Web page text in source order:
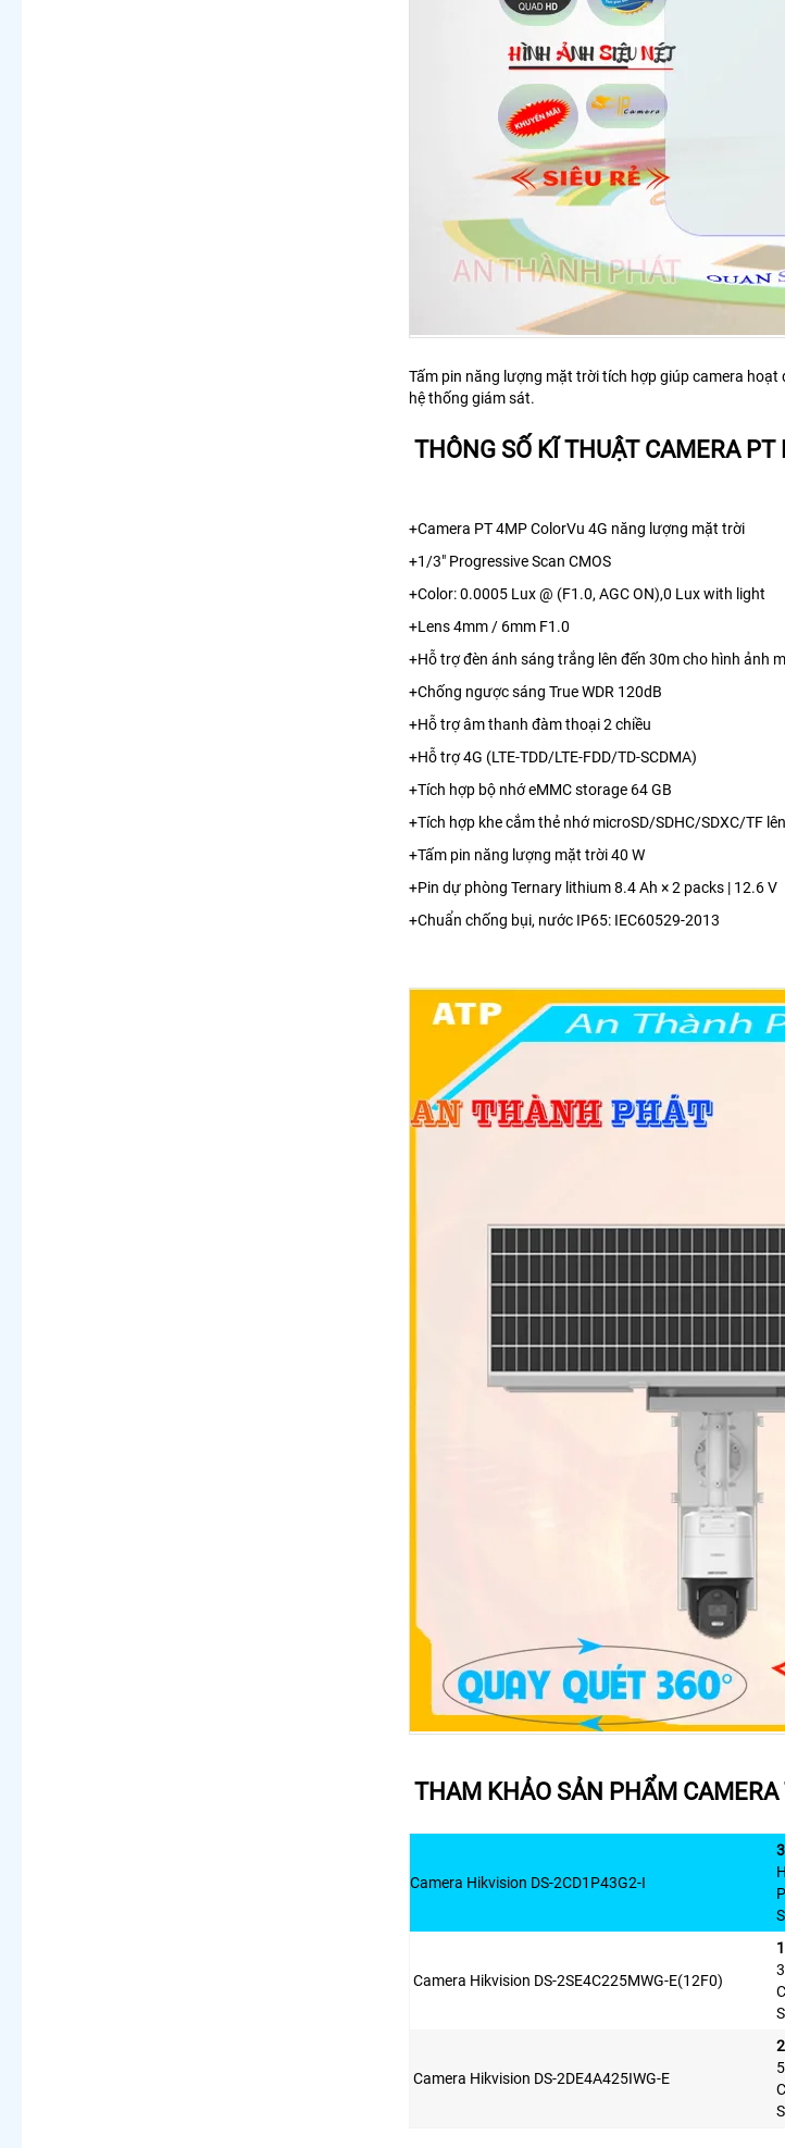
Tấm pin năng lượng mặt trời tích hợp giúp camera
hệ thống giám sát.
THÔNG SỐ KĨ THUẬT CAMERA
+Camera PT 4MP ColorVu 4G năng lượng mặt trời
+1/3" Progressive Scan CMOS
+Color: 0.0005 Lux @ (F1.0, AGC ON),0 Lux with light
+Lens 4mm / 6mm F1.0
+Hỗ trợ đèn ánh sáng trắng lên đến 30m cho hình ảnh
+Chống ngược sáng True WDR 120dB
+Hỗ trợ âm thanh đàm thoại 2 chiều
+Hỗ trợ 4G (LTE-TDD/LTE-FDD/TD-SCDMA)
+Tích hợp bộ nhớ eMMC storage 64 GB
+Tích hợp khe cắm thẻ nhớ microSD/SDHC/SDXC/TF
+Tấm pin năng lượng mặt trời 40 W
+Pin dự phòng Ternary lithium 8.4 Ah × 2 packs | 12.6 V
+Chuẩn chống bụi, nước IP65: IEC60529-2013
THAM KHẢO SẢN PHẨM CAMERA
Camera Hikvision DS-2CD1P43G2-I
Camera Hikvision DS-2SE4C225MWG-E(12F0)
Camera Hikvision DS-2DE4A425IWG-E